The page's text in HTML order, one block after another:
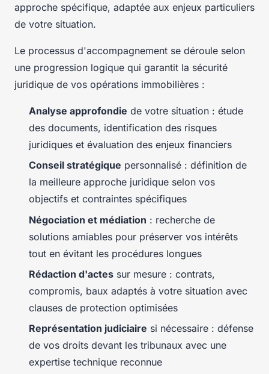
approche spécifique, adaptée aux enjeux particuliers
de votre situation.
Le processus d'accompagnement se déroule selon
une progression logique qui garantit la sécurité
juridique de vos opérations immobilières :
Analyse approfondie de votre situation : étude
des documents, identification des risques
juridiques et évaluation des enjeux financiers
Conseil stratégique personnalisé : définition de
la meilleure approche juridique selon vos
objectifs et contraintes spécifiques
Négociation et médiation : recherche de
solutions amiables pour préserver vos intérêts
tout en évitant les procédures longues
Rédaction d'actes sur mesure : contrats,
compromis, baux adaptés à votre situation avec
clauses de protection optimisées
Représentation judiciaire si nécessaire : défense
de vos droits devant les tribunaux avec une
expertise technique reconnue